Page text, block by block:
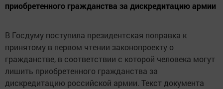
приобретенного гражданства за дискредитацию армии
В Госдуму поступила президентская поправка к
принятому в первом чтении законопроекту о
гражданстве, в соответствии с которой человека могут
лишить приобретенного гражданства за
дискредитацию российской армии. Текст документа